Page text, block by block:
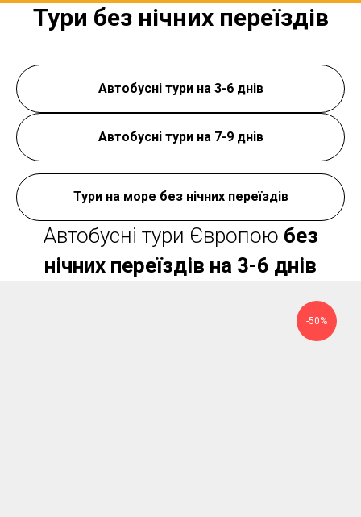
Тури без нічних переїздів
Автобусні тури на 3-6 днів
Автобусні тури на 7-9 днів
Тури на море без нічних переїздів
Автобусні тури Європою без
нічних переїздів на 3-6 днів
-50%